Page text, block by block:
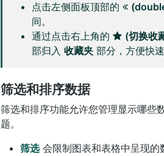
点击左侧面板顶部的
间。
通过点击右上角的
(切换收
部归入 收藏夹 部分，方便快速
筛选和排序数据
筛选和排序功能允许您管理显示哪些
题。
筛选会限制图表和表格中呈现的